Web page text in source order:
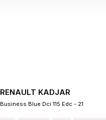
RENAULT KADJAR
Business Blue Dci 115 Edc - 21